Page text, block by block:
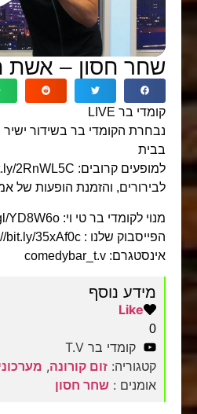
שחר חסון – אשת
קומדי בר LIVE
נבחרת הקומדי בר בשידור ישיר
בבית
למופעים קרובים: http://bit.ly/2RnWL5C
לבירורים, והזמנת הופעות של אמנים: 03-
מנוי לקומדי בר טי וי: https://goo.gl/YD8W6o
הפייסבוק שלנו : http://bit.ly/35xAf0c
אינסטגרם: comedybar_t.v
מידע נוסף
Like
0
קומדי בר T.V
קטגוריה: זום קורונה,
אומנים : שחר חסון